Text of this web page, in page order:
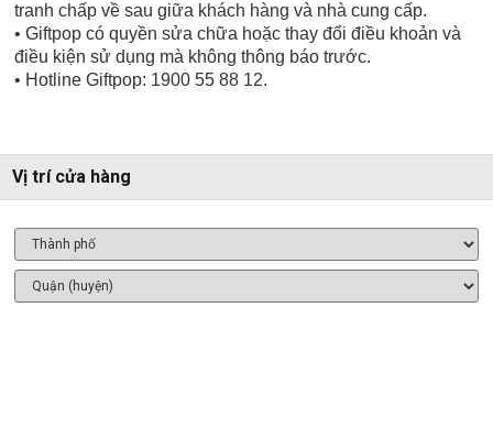
tranh chấp về sau giữa khách hàng và nhà cung cấp.
• Giftpop có quyền sửa chữa hoặc thay đổi điều khoản và
điều kiện sử dụng mà không thông báo trước.
• Hotline Giftpop: 1900 55 88 12.
Vị trí cửa hàng